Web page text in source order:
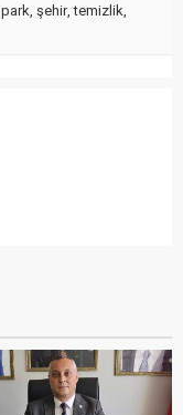
park şehir,temizlik